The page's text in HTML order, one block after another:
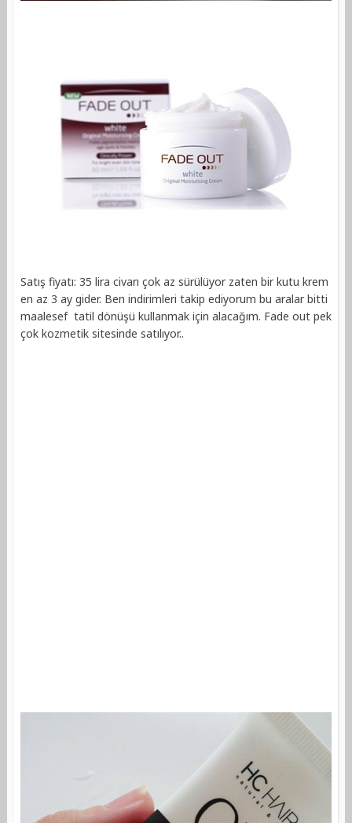
Satış fiyatı: 35 lira civarı çok az sürülüyor zaten bir kutu krem
en az 3 ay gider. Ben indirimleri takip ediyorum bu aralar bitti
maalesef tatil dönüşü kullanmak için alacağım. Fade out pek
çok kozmetik sitesinde satılıyor..